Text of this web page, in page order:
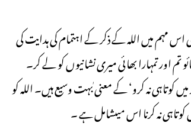
مہم میں اللہ کے ذکر کے اہتمام کی ہدایت کی
بِآیٰتِیْ وَلَا تَنِیَا فِیْ ذِکْرِیْ اذْہَبَا إِلَی فِرْعَوْنَ إِنَّہُ طَغَی۔ طہ:۴۲،۴۳۔ (جائو تم اور تمہارا بھائی میری نشانیوں کو لے کر۔
نہ کرو‘ کے معنی ٰبہت وسیع ہیں۔ اللہ کو
کوتاہی نہ کرنا اس میںشامل ہے ۔